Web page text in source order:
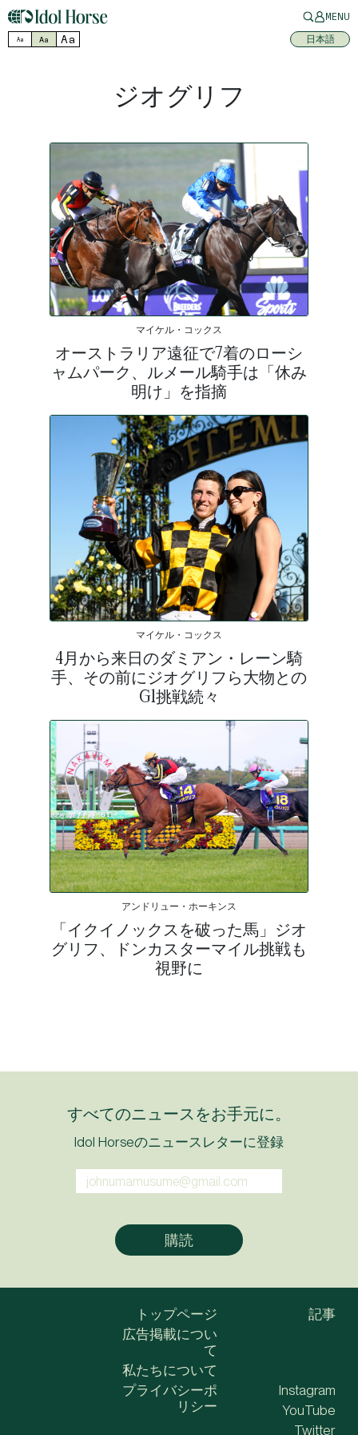
MENU
Aa Aa Aa 日本語
ジオグリフ
マイケル・コックス
オーストラリア遠征で7着のローシ
ャムパーク、ルメール騎手は「休み
明け」を指摘
マイケル・コックス
4月から来日のダミアン・レーン騎
手、その前にジオグリフら大物との
G1挑戦続々
アンドリュー・ホーキンス
「イクイノックスを破った馬」ジオ
グリフ、ドンカスターマイル挑戦も
視野に
すべてのニュースをお手元に。
Idol Horseのニュースレターに登録
トップページ
広告掲載につい
て
私たちについて
記事
プライバシーポ
リシー
Instagram
YouTube
Twitter